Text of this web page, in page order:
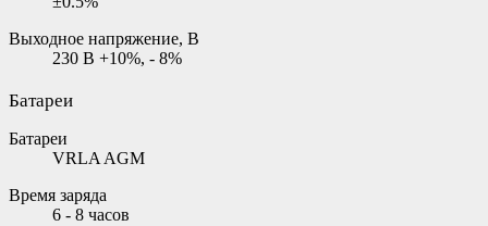
Выходное напряжение, В
230 В +10%, - 8%
Батареи
Батареи
VRLA AGM
Время заряда
6 - 8 часов